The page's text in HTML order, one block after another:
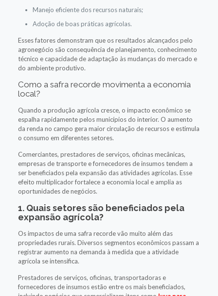
Manejo eficiente dos recursos naturais;
Adoção de boas práticas agrícolas.
Esses fatores demonstram que os resultados alcançados pelo
agronegócio são consequência de planejamento, conhecimento
técnico e capacidade de adaptação às mudanças do mercado e
do ambiente produtivo.
Como a safra recorde movimenta a economia
local?
Quando a produção agrícola cresce, o impacto econômico se
espalha rapidamente pelos municípios do interior. O aumento
da renda no campo gera maior circulação de recursos e estimula
o consumo em diferentes setores.
Comerciantes, prestadores de serviços, oficinas mecânicas,
empresas de transporte e fornecedores de insumos tendem a
ser beneficiados pela expansão das atividades agrícolas. Esse
efeito multiplicador fortalece a economia local e amplia as
oportunidades de negócios.
1. Quais setores são beneficiados pela
expansão agrícola?
Os impactos de uma safra recorde vão muito além das
propriedades rurais. Diversos segmentos econômicos passam a
registrar aumento na demanda à medida que a atividade
agrícola se intensifica.
Prestadores de serviços, oficinas, transportadoras e
fornecedores de insumos estão entre os mais beneficiados,